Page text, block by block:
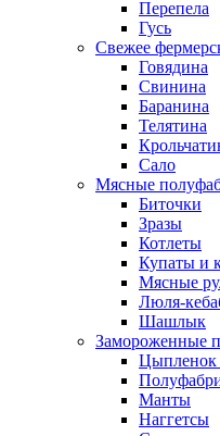
Перепела
Гусь
Свежее
Говядина
Свинина
Баранина
Телятина
Сало
Мясные
Биточки
Зразы
Котлеты
Купаты и
Мясные
Люля-
Шашлык
Замороженные
Цыпленок
Манты
Наггетсы